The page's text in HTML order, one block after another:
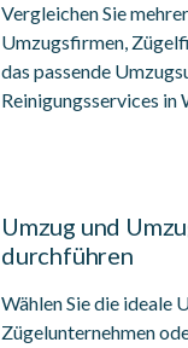
Vergleichen Sie
Umzugsfirmen,
das passende
Reinigungsservices in
Umzug und
durchführen
Wählen Sie die ideale
Zügelunternehmen